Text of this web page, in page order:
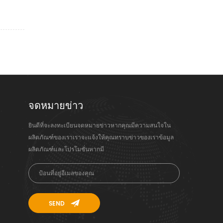
จดหมายข่าว
ยินดีที่จะลงทะเบียนจดหมายข่าวหากคุณมีความสนใจใน
ผลิตภัณฑ์ของเราเราจะแจ้งให้คุณทราบข่าวของเราข้อมูล
ผลิตภัณฑ์และโปรโมชั่นหากมี